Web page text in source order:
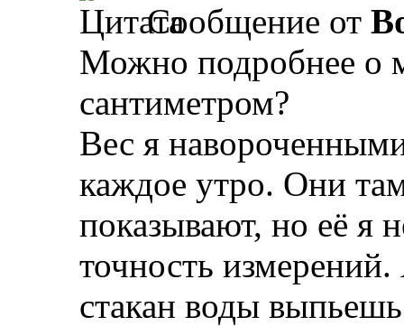
Сообщение от
Можно подробнее о
сантиметром?
Вес я
каждое утро. Они
показывают, но её я
точность
стакан воды